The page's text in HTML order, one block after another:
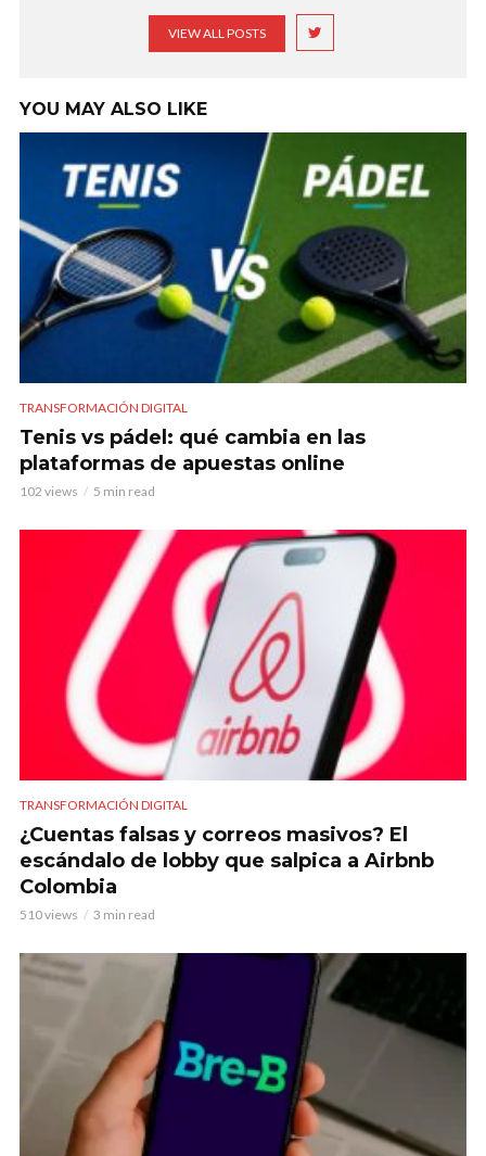
VIEW ALL POSTS
YOU MAY ALSO LIKE
TRANSFORMACIÓN DIGITAL
Tenis vs pádel: qué cambia en las
plataformas de apuestas online
102 views 5 min read
TRANSFORMACIÓN DIGITAL
¿Cuentas falsas y correos masivos? El
escándalo de lobby que salpica a Airbnb
Colombia
510 views 3 min read